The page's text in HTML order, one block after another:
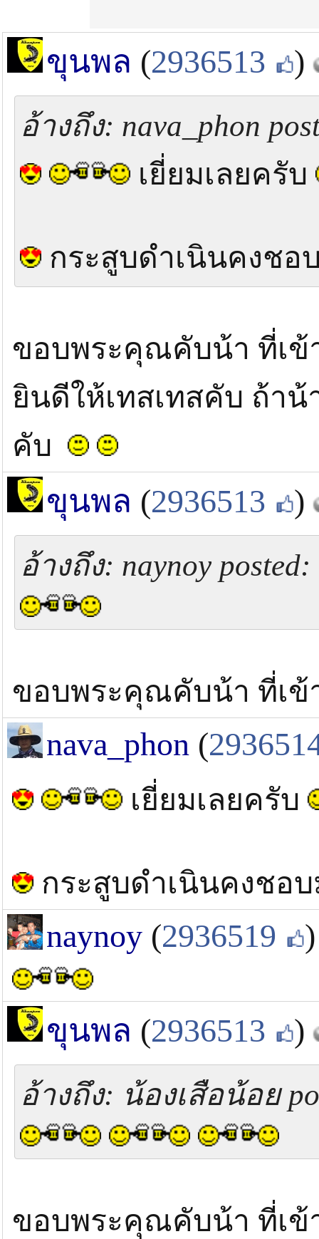
ขุนพล (2936513 )
อ้างถึง: nava_phon
เยี่ยมเลยครับ
กระสูบดำเนินคงช
ขอบพระคุณคับน้า ที่เ
ยินดีให้เทสเทสคับ ถ้าน้
คับ
ขุนพล (2936513 )
อ้างถึง: naynoy
ขอบพระคุณคับน้า ที่เ
nava_phon (
เยี่ยมเลยครับ
กระสูบดำเนินคงชอ
naynoy (2936519 )
ขุนพล (2936513 )
อ้างถึง: น้องเสือน้อย
ขอบพระคุณคับน้า ที่เ